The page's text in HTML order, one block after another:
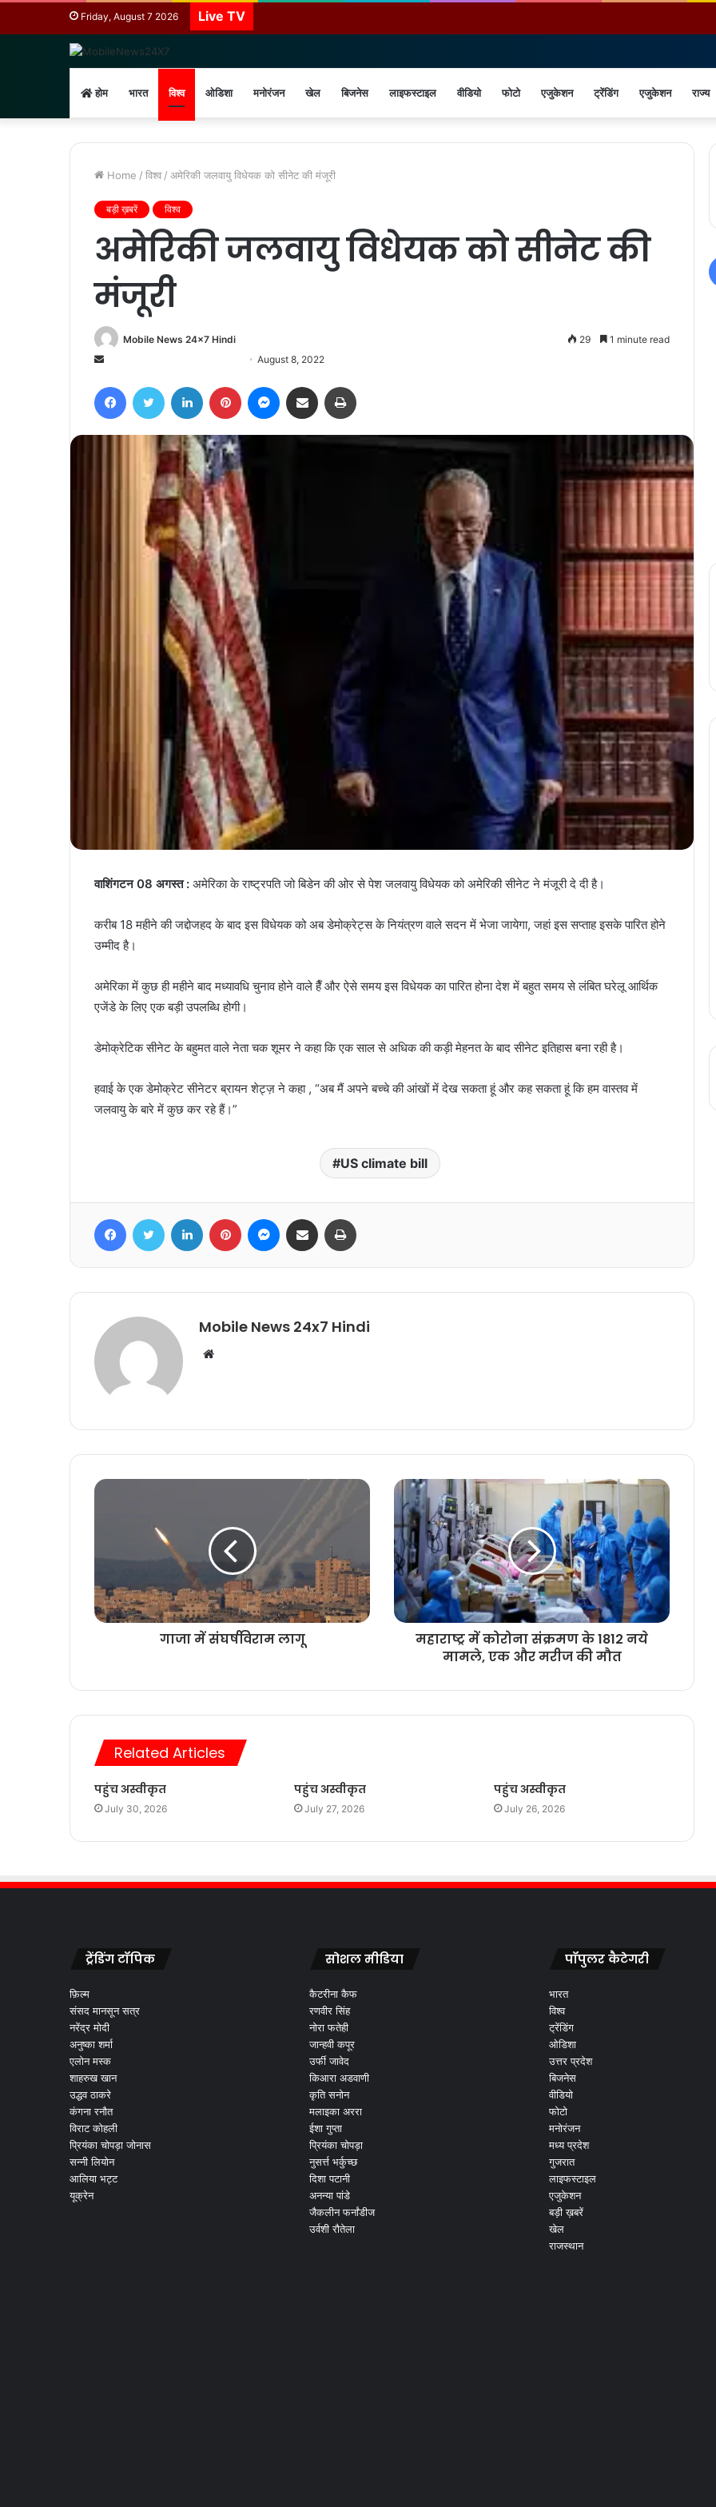
Friday, August 7 2026 Live TV
होम भारत विश्व ओडिशा मनोरंजन खेल बिजनेस लाइफस्टाइल वीडियो फोटो एजुकेशन ट्रेंडिंग एजुकेशन राज्य
Home / विश्व / अमेरिकी जलवायु विधेयक को सीनेट की मंजूरी
बड़ी ख़बरें विश्व
अमेरिकी जलवायु विधेयक को सीनेट की
मंजूरी
Mobile News 24x7 Hindi
Send
email
August 8, 2022
29 1 minute read
FacebookTwitter LinkedIn Pinterest Messenger
Share via Email
वाशिंगटन 08 अगस्त : अमेरिका के राष्ट्रपति जो बिडेन की ओर से पेश जलवायु विधेयक को अमेरिकी सीनेट ने मंजूरी दे दी है।
करीब 18 महीने की जद्दोजहद के बाद इस विधेयक को अब डेमोक्रेट्स के नियंत्रण वाले सदन में भेजा जायेगा, जहां इस सप्ताह इसके पारित होने
उम्मीद है।
अमेरिका में कुछ ही महीने बाद मध्यावधि चुनाव होने वाले हैँ और ऐसे समय इस विधेयक का पारित होना देश में बहुत समय से लंबित घरेलू आर्थिक
एजेंडे के लिए एक बड़ी उपलब्धि होगी।
डेमोक्रेटिक सीनेट के बहुमत वाले नेता चक शूमर ने कहा कि एक साल से अधिक की कड़ी मेहनत के बाद सीनेट इतिहास बना रही है।
हवाई के एक डेमोक्रेट सीनेटर ब्रायन शेट्ज़ ने कहा , “अब मैं अपने बच्चे की आंखों में देख सकता हूं और कह सकता हूं कि हम वास्तव में
जलवायु के बारे में कुछ कर रहे हैं।”
US climate bill
FacebookTwitter LinkedIn Pinterest Messenger
Share via Email
Mobile News 24x7 Hindi
Website
गाजा में संघर्षविराम लागू
महाराष्ट्र में कोरोना संक्रमण के 1812 नये
मामले, एक और मरीज की मौत
Related Articles
पहुंच अस्वीकृत
July 30, 2026
पहुंच अस्वीकृत
July 27, 2026
पहुंच अस्वीकृत
July 26, 2026
ट्रेंडिंग टॉपिक
फ़िल्म
संसद मानसून सत्र
नरेंद्र मोदी
अनुष्का शर्मा
एलोन मस्क
शाहरुख खान
उद्धव ठाकरे
कंगना रनौत
विराट कोहली
प्रियंका चोपड़ा जोनास
सन्नी लियोन
आलिया भट्ट
यूक्रेन
सोशल मीडिया
कैटरीना कैफ
रणवीर सिंह
नोरा फतेही
जान्हवी कपूर
उर्फी जावेद
किआरा अडवाणी
कृति सनोन
मलाइका अररा
ईशा गुप्ता
प्रियंका चोपड़ा
नुसर्त्त भर्कुच्छ
दिशा पटानी
अनन्या पांडे
जैकलीन फर्नांडीज
उर्वशी रौतेला
पॉपुलर कैटेगरी
भारत
विश्व
ट्रेंडिंग
ओडिशा
उत्तर प्रदेश
बिजनेस
वीडियो
फोटो
मनोरंजन
मध्य प्रदेश
गुजरात
लाइफस्टाइल
एजुकेशन
बड़ी ख़बरें
खेल
राजस्थान